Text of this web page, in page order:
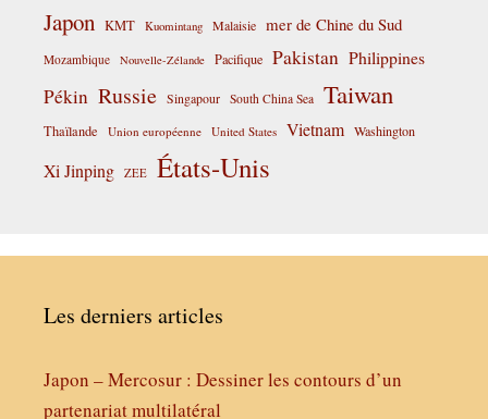
Japon KMT Kuomintang Malaisie mer de Chine du Sud
Mozambique Nouvelle-Zélande Pacifique Pakistan Philippines
Pékin Russie Singapour South China Sea Taiwan
Thaïlande Union européenne United States Vietnam Washington
Xi Jinping ZEE États-Unis
Les derniers articles
Japon – Mercosur : Dessiner les contours d’un
partenariat multilatéral